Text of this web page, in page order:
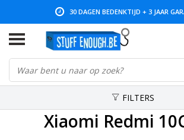
30 DAGEN BEDENKTIJD + 3 JAAR
LAGE PRIJZEN EN RUIM
FILTERS
Xiaomi Redmi